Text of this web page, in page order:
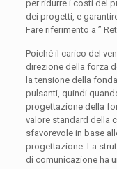
per ridurre i costi del
dei progetti, e
Fare riferimento a ”
Poiché il carico del
direzione della forza
la tensione della
pulsanti, quindi
progettazione della
valore standard della
sfavorevole in base
progettazione. La
di comunicazione ha